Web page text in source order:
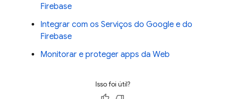
Firebase
Integrar com os Serviços do Google e do
Firebase
Monitorar e proteger apps da Web
Isso foi útil?